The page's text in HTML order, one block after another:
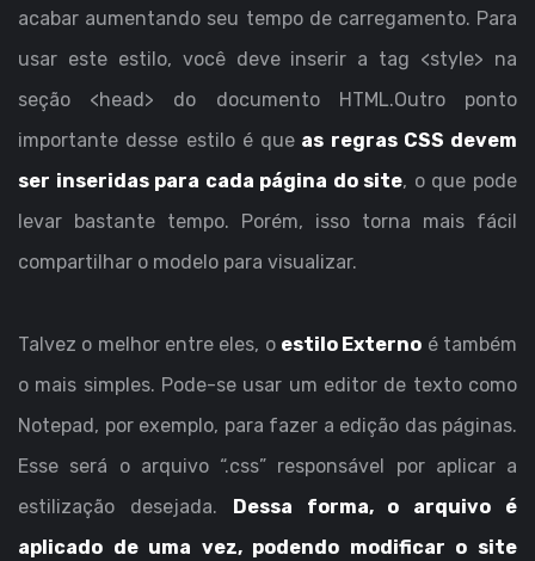
acabar aumentando seu tempo de carregamento. Para
usar este estilo, você deve inserir a tag <style> na
seção <head> do documento HTML.Outro ponto
importante desse estilo é que as regras CSS devem
ser inseridas para cada página do site, o que pode
levar bastante tempo. Porém, isso torna mais fácil
compartilhar o modelo para visualizar.
Talvez o melhor entre eles, o estilo Externo é também
o mais simples. Pode-se usar um editor de texto como
Notepad, por exemplo, para fazer a edição das páginas.
Esse será o arquivo “.css” responsável por aplicar a
estilização desejada.
Dessa forma, o arquivo é
aplicado de uma vez, podendo modificar o site